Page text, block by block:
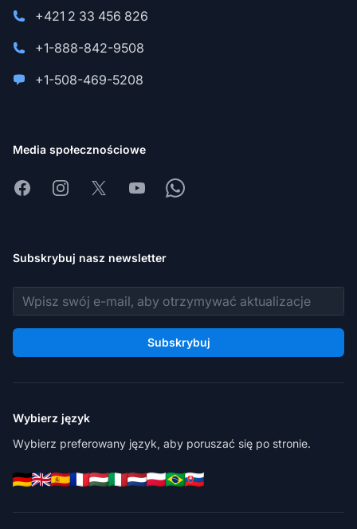
+421 2 33 456 826
+1-888-842-9508
+1-508-469-5208
Media społecznościowe
FacebookInstagram
X YoutubeWhatsapp
Subskrybuj nasz newsletter
Adres e-mail
Subskrybuj
Wybierz język
Wybierz preferowany język, aby poruszać się po stronie.